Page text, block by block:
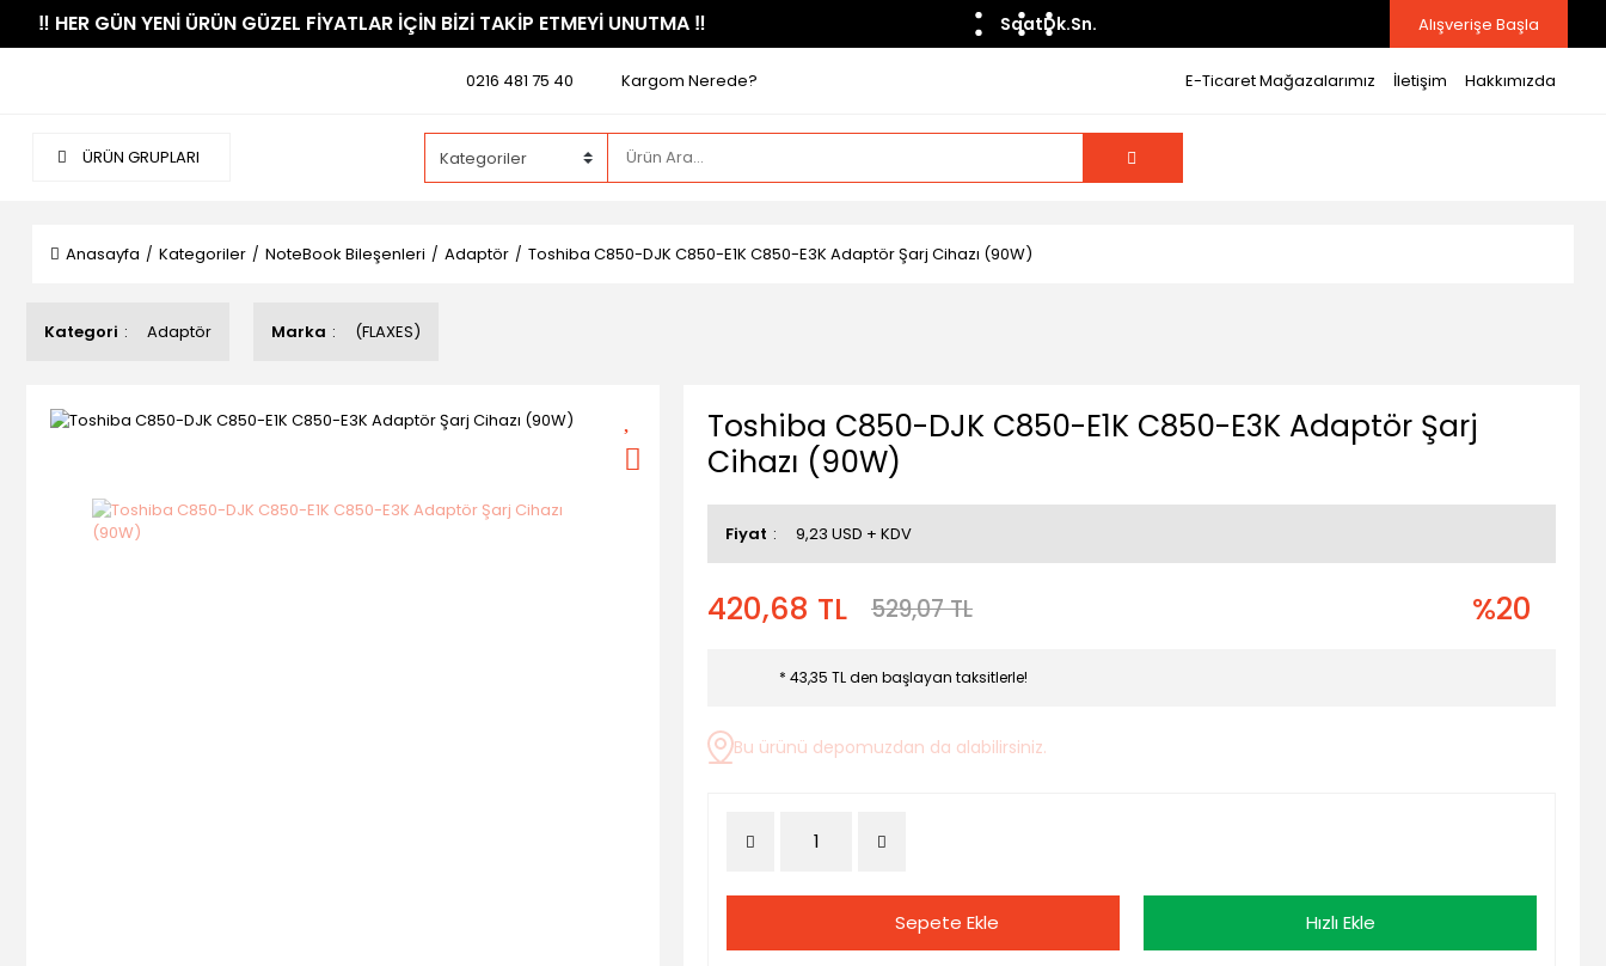
​‼️​ HER GÜN YENİ ÜRÜN GÜZEL FİYATLAR İÇİN BİZİ TAKİP ETMEYİ UNUTMA ​‼️​ SaatDk.Sn. Alışverişe Başla
0216 481 75 40 Kargom Nerede? E-Ticaret Mağazalarımız İletişim Hakkımızda
ÜRÜN GRUPLARI
Anasayfa Kategoriler NoteBook Bileşenleri Adaptör Toshiba C850-DJK C850-E1K C850-E3K Adaptör Şarj Cihazı (90W)
Kategori Adaptör Marka (FLAXES)
Toshiba C850-DJK C850-E1K C850-E3K Adaptör Şarj
Cihazı (90W)
Fiyat 9,23 USD + KDV
420,68 TL 529,07 TL %20
* 43,35 TL den başlayan taksitlerle!
Bu ürünü depomuzdan da alabilirsiniz.
Sepete Ekle Hızlı Ekle